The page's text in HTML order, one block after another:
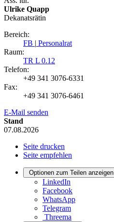
Ulrike Quapp
Dekanatsrätin
Bereich:
FB | Personalrat
Raum:
TR L 0.12
Telefon:
+49 341 3076-6331
Fax:
+49 341 3076-6461
E-Mail senden
Stand
07.08.2026
Seite drucken
Seite empfehlen
Optionen zum Teilen anzeigen
LinkedIn
Facebook
WhatsApp
Telegram
Threema